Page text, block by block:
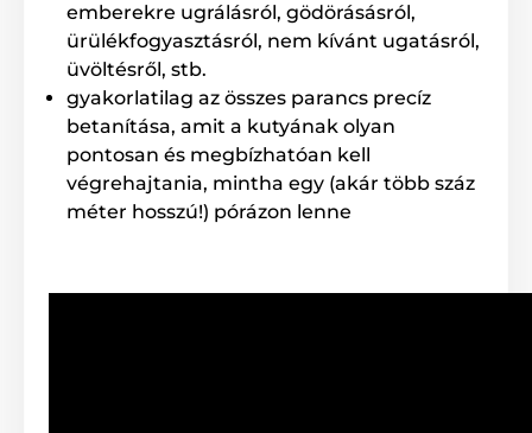
emberekre ugrálásról, gödörásásról,
ürülékfogyasztásról, nem kívánt ugatásról,
üvöltésről, stb.
gyakorlatilag az összes parancs precíz
betanítása, amit a kutyának olyan
pontosan és megbízhatóan kell
végrehajtania, mintha egy (akár több száz
méter hosszú!) pórázon lenne